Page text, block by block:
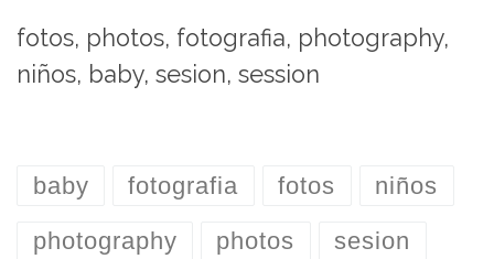
fotos, photos, fotografia, photography,
niños, baby, sesion, session
baby fotografia fotos niños
photography photos sesion